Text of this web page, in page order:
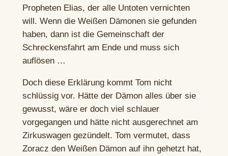
Propheten Elias, der alle Untoten vernichten
will. Wenn die Weißen Dämonen sie gefunden
haben, dann ist die Gemeinschaft der
Schreckensfahrt am Ende und muss sich
auflösen …
Doch diese Erklärung kommt Tom nicht
schlüssig vor. Hätte der Dämon alles über sie
gewusst, wäre er doch viel schlauer
vorgegangen und hätte nicht ausgerechnet am
Zirkuswagen gezündelt. Tom vermutet, dass
Zoracz den Weißen Dämon auf ihn gehetzt hat,